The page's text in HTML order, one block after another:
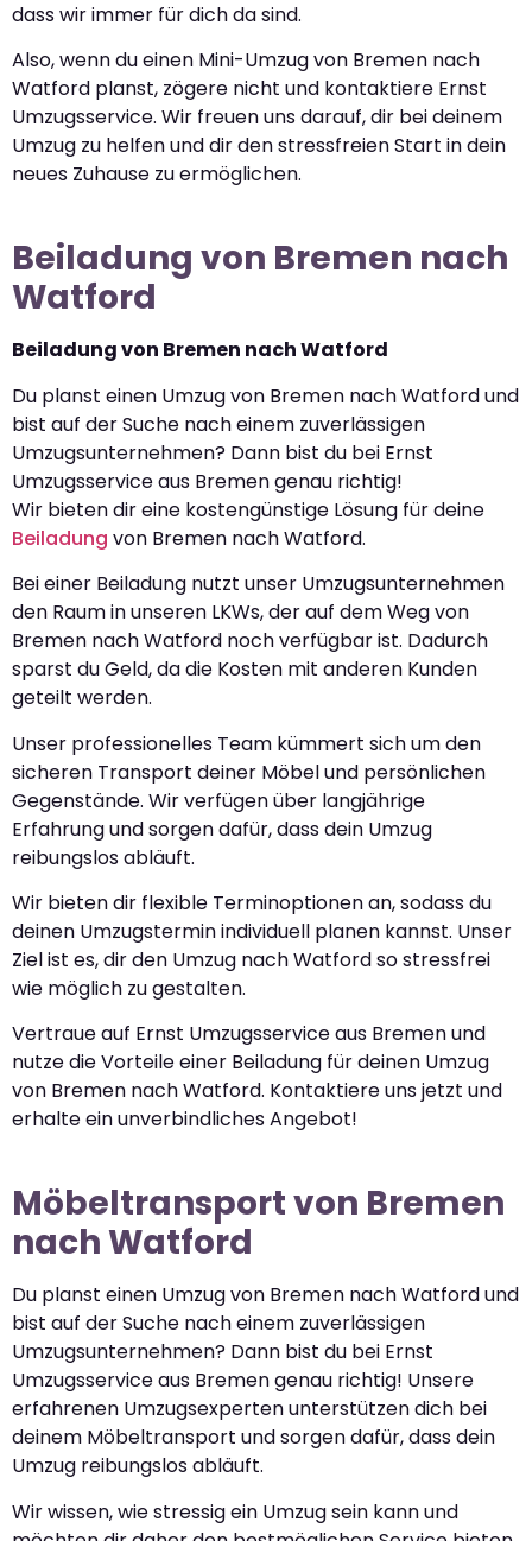
dass wir immer für dich da sind.
Also, wenn du einen Mini-Umzug von Bremen nach
Watford planst, zögere nicht und kontaktiere Ernst
Umzugsservice. Wir freuen uns darauf, dir bei deinem
Umzug zu helfen und dir den stressfreien Start in dein
neues Zuhause zu ermöglichen.
Beiladung von Bremen nach
Watford
Beiladung von Bremen nach Watford
Du planst einen Umzug von Bremen nach Watford und
bist auf der Suche nach einem zuverlässigen
Umzugsunternehmen? Dann bist du bei Ernst
Umzugsservice aus Bremen genau richtig!
Wir bieten dir eine kostengünstige Lösung für deine
Beiladung von Bremen nach Watford.
Bei einer Beiladung nutzt unser Umzugsunternehmen
den Raum in unseren LKWs, der auf dem Weg von
Bremen nach Watford noch verfügbar ist. Dadurch
sparst du Geld, da die Kosten mit anderen Kunden
geteilt werden.
Unser professionelles Team kümmert sich um den
sicheren Transport deiner Möbel und persönlichen
Gegenstände. Wir verfügen über langjährige
Erfahrung und sorgen dafür, dass dein Umzug
reibungslos abläuft.
Wir bieten dir flexible Terminoptionen an, sodass du
deinen Umzugstermin individuell planen kannst. Unser
Ziel ist es, dir den Umzug nach Watford so stressfrei
wie möglich zu gestalten.
Vertraue auf Ernst Umzugsservice aus Bremen und
nutze die Vorteile einer Beiladung für deinen Umzug
von Bremen nach Watford. Kontaktiere uns jetzt und
erhalte ein unverbindliches Angebot!
Möbeltransport von Bremen
nach Watford
Du planst einen Umzug von Bremen nach Watford und
bist auf der Suche nach einem zuverlässigen
Umzugsunternehmen? Dann bist du bei Ernst
Umzugsservice aus Bremen genau richtig! Unsere
erfahrenen Umzugsexperten unterstützen dich bei
deinem Möbeltransport und sorgen dafür, dass dein
Umzug reibungslos abläuft.
Wir wissen, wie stressig ein Umzug sein kann und